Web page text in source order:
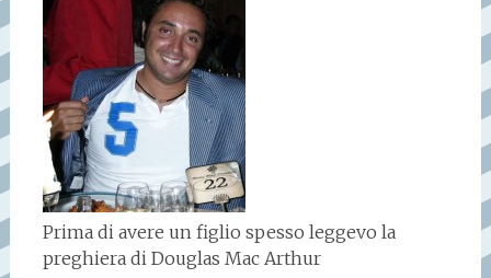
Prima di avere un figlio spesso leggevo la
preghiera di Douglas Mac Arthur